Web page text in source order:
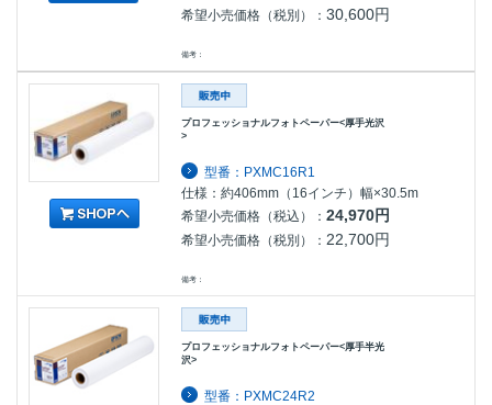
希望小売価格（税別）： 30,600円
備考：
プロフェッショナルフォトペーパー<厚手光沢
>
型番：PXMC16R1
仕様：約406mm（16インチ）幅×30.5m
希望小売価格（税込）：24,970円
希望小売価格（税別）： 22,700円
備考：
プロフェッショナルフォトペーパー<厚手半光
沢>
型番：PXMC24R2